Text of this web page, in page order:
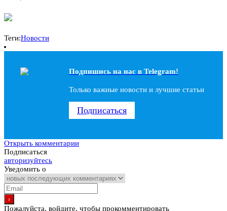
Теги:Новости
Подпишись на наc в Telegram!
Только важные новости и лучшие статьи
Подписаться
Открыть комментарии
Подписаться
авторизуйтесь
Уведомить о
Пожалуйста, войдите, чтобы прокомментировать